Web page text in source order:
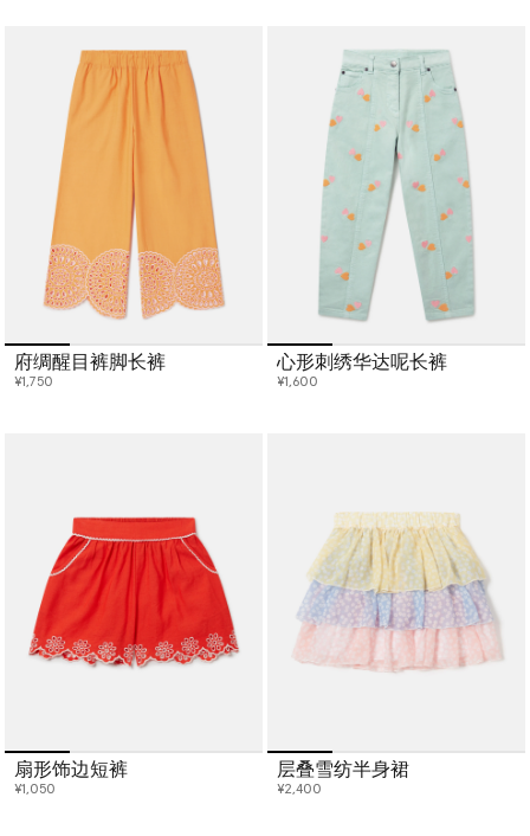
府绸醒目裤脚长裤
¥1,750
心形刺绣华达呢长裤
¥1,600
扇形饰边短裤
¥1,050
层叠雪纺半身裙
¥2,400